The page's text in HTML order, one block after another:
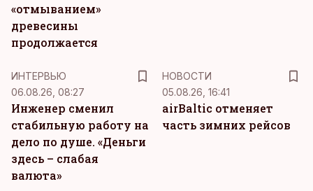
«отмыванием»
древесины
продолжается
ИНТЕРВЬЮ
06.08.26, 08:27
Инженер сменил
стабильную работу на
дело по душе. «Деньги
здесь – слабая
валюта»
НОВОСТИ
05.08.26, 16:41
airBaltic отменяет
часть зимних рейсов